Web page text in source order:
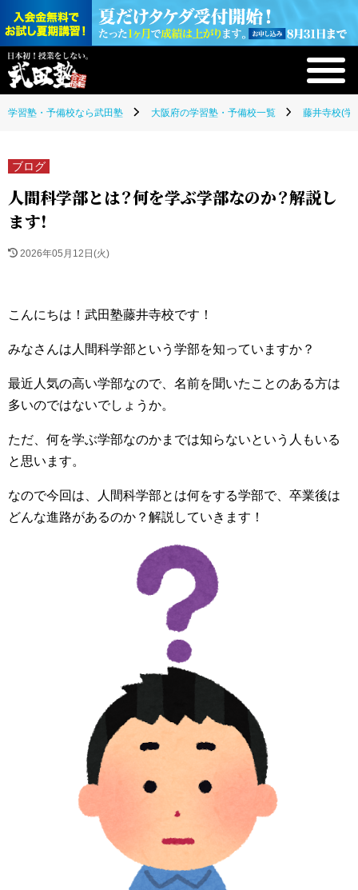
学習塾・予備校なら武田塾 大阪府の学習塾・予備校一覧 藤井寺校(学
ブログ
人間科学部とは？何を学ぶ学部なのか？解説し
ます！
2026年05月12日(火)
こんにちは！武田塾藤井寺校です！
みなさんは人間科学部という学部を知っていますか？
最近人気の高い学部なので、名前を聞いたことのある方は
多いのではないでしょうか。
ただ、何を学ぶ学部なのかまでは知らないという人もいる
と思います。
なので今回は、人間科学部とは何をする学部で、卒業後は
どんな進路があるのか？解説していきます！